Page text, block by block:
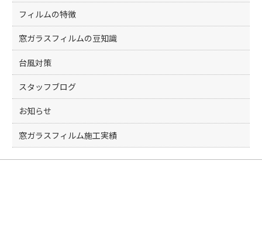
フィルムの特徴
窓ガラスフィルムの豆知識
台風対策
スタッフブログ
お知らせ
窓ガラスフィルム施工実績